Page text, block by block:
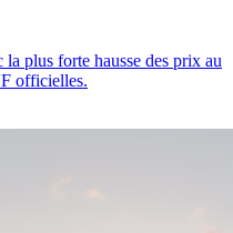
la plus forte hausse des prix au
officielles.